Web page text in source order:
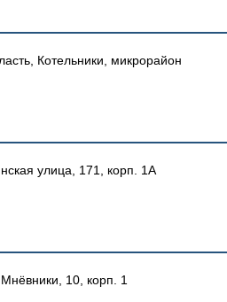
Котельники, микрорайон
улица, 171, корп. 1А
10, корп. 1